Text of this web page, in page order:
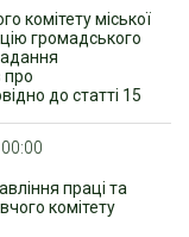
комітету міської
громадського
про
до статті 15
праці та
комітету